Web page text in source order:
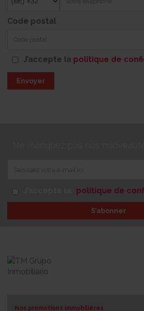
Code postal
J’accepte la politique de
Envoyer
politique de
S’abonner
Nos promotions immobilières